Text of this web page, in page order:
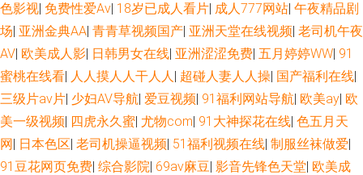
色影视| 免费性爱Av| 18岁已成人看片| 成人777网站| 午夜精品剧
场| 亚洲金典AA| 青青草视频国产| 亚洲天堂在线视频| 老司机午夜
AV| 欧美成人影| 日韩男女在线| 亚洲涩涩免费| 五月婷婷WW| 91
蜜桃在线看| 人人摸人人干人人| 超碰人妻人人操| 国产福利在线|
三级片av片| 少妇AV导航| 爱豆视频| 91福利网站导航| 欧美ay| 欧
美一级视频| 四虎永久蜜| 尤物com| 91大神探花在线| 色五月天
网| 日本色区| 老司机操逼视频| 51福利视频在线| 制服丝袜做爱|
91豆花网页免费| 综合影院| 69av麻豆| 影音先锋色天堂| 欧美成